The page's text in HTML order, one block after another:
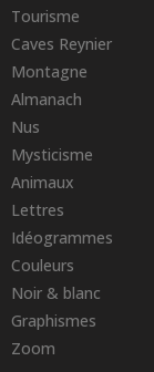
Tourisme
Caves Reynier
Montagne
Almanach
Nus
Mysticisme
Animaux
Lettres
Idéogrammes
Couleurs
Noir & blanc
Graphismes
Zoom